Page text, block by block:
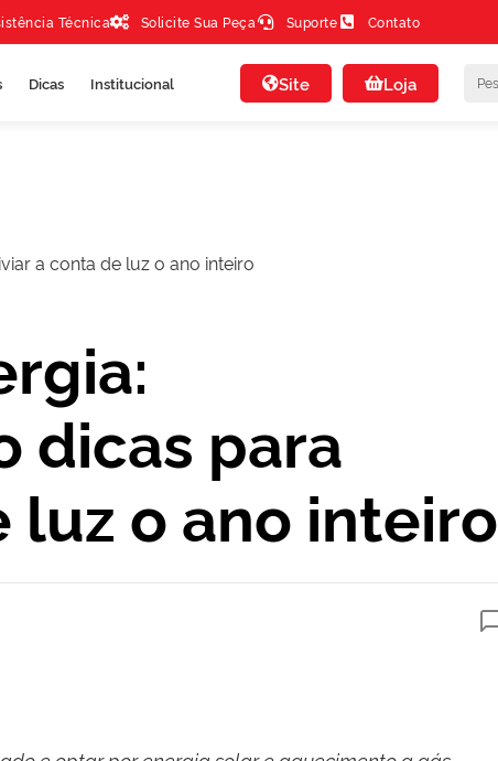
Técnica Solicite Sua Peça Suporte Contato
Dicas Institucional Site Loja
a conta de luz o ano inteiro
dicas para
luz o ano inteiro